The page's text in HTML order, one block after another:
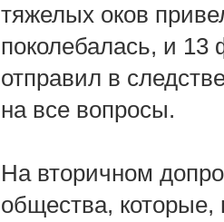
тяжелых оков
поколебалась, и
отправил в
на все вопросы.
На вторичном
общества,